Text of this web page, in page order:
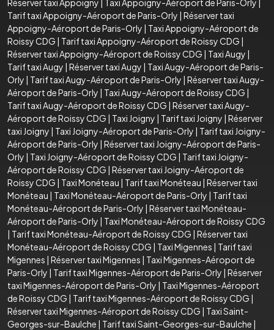
Tarif taxi Appoigny-Aéroport de Paris-Orly | Réserver taxi
Appoigny-Aéroport de Paris-Orly | Taxi Appoigny-Aéroport de
Roissy CDG | Tarif taxi Appoigny-Aéroport de Roissy CDG |
Réserver taxi Appoigny-Aéroport de Roissy CDG | Taxi Augy |
Tarif taxi Augy | Réserver taxi Augy | Taxi Augy-Aéroport de Paris-
Orly | Tarif taxi Augy-Aéroport de Paris-Orly | Réserver taxi Augy-
Aéroport de Paris-Orly | Taxi Augy-Aéroport de Roissy CDG |
Tarif taxi Augy-Aéroport de Roissy CDG | Réserver taxi Augy-
Aéroport de Roissy CDG | Taxi Joigny | Tarif taxi Joigny | Réserver
taxi Joigny | Taxi Joigny-Aéroport de Paris-Orly | Tarif taxi Joigny-
Aéroport de Paris-Orly | Réserver taxi Joigny-Aéroport de Paris-
Orly | Taxi Joigny-Aéroport de Roissy CDG | Tarif taxi Joigny-
Aéroport de Roissy CDG | Réserver taxi Joigny-Aéroport de
Roissy CDG | Taxi Monéteau | Tarif taxi Monéteau | Réserver taxi
Monéteau | Taxi Monéteau-Aéroport de Paris-Orly | Tarif taxi
Monéteau-Aéroport de Paris-Orly | Réserver taxi Monéteau-
Aéroport de Paris-Orly | Taxi Monéteau-Aéroport de Roissy CDG
| Tarif taxi Monéteau-Aéroport de Roissy CDG | Réserver taxi
Monéteau-Aéroport de Roissy CDG | Taxi Migennes | Tarif taxi
Migennes | Réserver taxi Migennes | Taxi Migennes-Aéroport de
Paris-Orly | Tarif taxi Migennes-Aéroport de Paris-Orly | Réserver
taxi Migennes-Aéroport de Paris-Orly | Taxi Migennes-Aéroport
de Roissy CDG | Tarif taxi Migennes-Aéroport de Roissy CDG |
Réserver taxi Migennes-Aéroport de Roissy CDG | Taxi Saint-
Georges-sur-Baulche | Tarif taxi Saint-Georges-sur-Baulche |